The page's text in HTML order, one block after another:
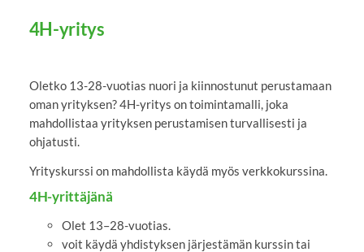
4H-yritys
Oletko 13-28-vuotias nuori ja kiinnostunut perustamaan
oman yrityksen? 4H-yritys on toimintamalli, joka
mahdollistaa yrityksen perustamisen turvallisesti ja
ohjatusti.
Yrityskurssi on mahdollista käydä myös verkkokurssina.
4H-yrittäjänä
Olet 13–28-vuotias.
voit käydä yhdistyksen järjestämän kurssin tai